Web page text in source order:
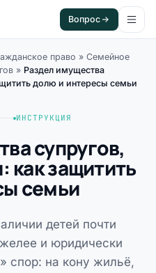
Вопрос
право » Семейное
» Раздел имущества
долю и интересы семьи
ИНСТРУКЦИЯ
супругов,
как защитить
семьи
детей почти
и юридически
спор: на кону жильё,